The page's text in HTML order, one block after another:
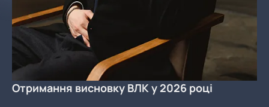
Отримання висновку ВЛК у 2026 році